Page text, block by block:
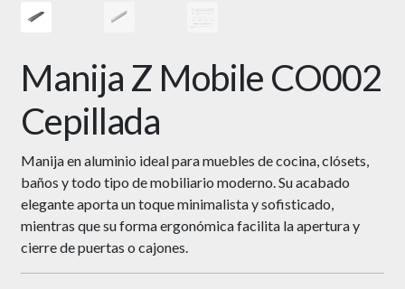
Manija Z Mobile CO002
Cepillada
Manija en aluminio ideal para muebles de cocina, clósets,
baños y todo tipo de mobiliario moderno. Su acabado
elegante aporta un toque minimalista y sofisticado,
mientras que su forma ergonómica facilita la apertura y
cierre de puertas o cajones.